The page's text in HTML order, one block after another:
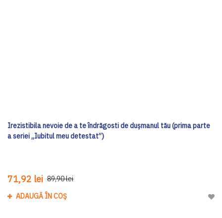
Irezistibila nevoie de a te îndrăgosti de dușmanul tău (prima parte
a seriei „Iubitul meu detestat”)
71,92 lei 89,90 lei
ADAUGĂ ÎN COȘ